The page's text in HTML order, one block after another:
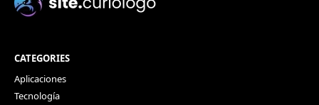
CATEGORIES
Aplicaciones
Tecnología